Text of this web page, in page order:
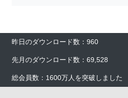
昨日のダウンロード数：960
先月のダウンロード数：69,528
総会員数：1600万人を突破しました